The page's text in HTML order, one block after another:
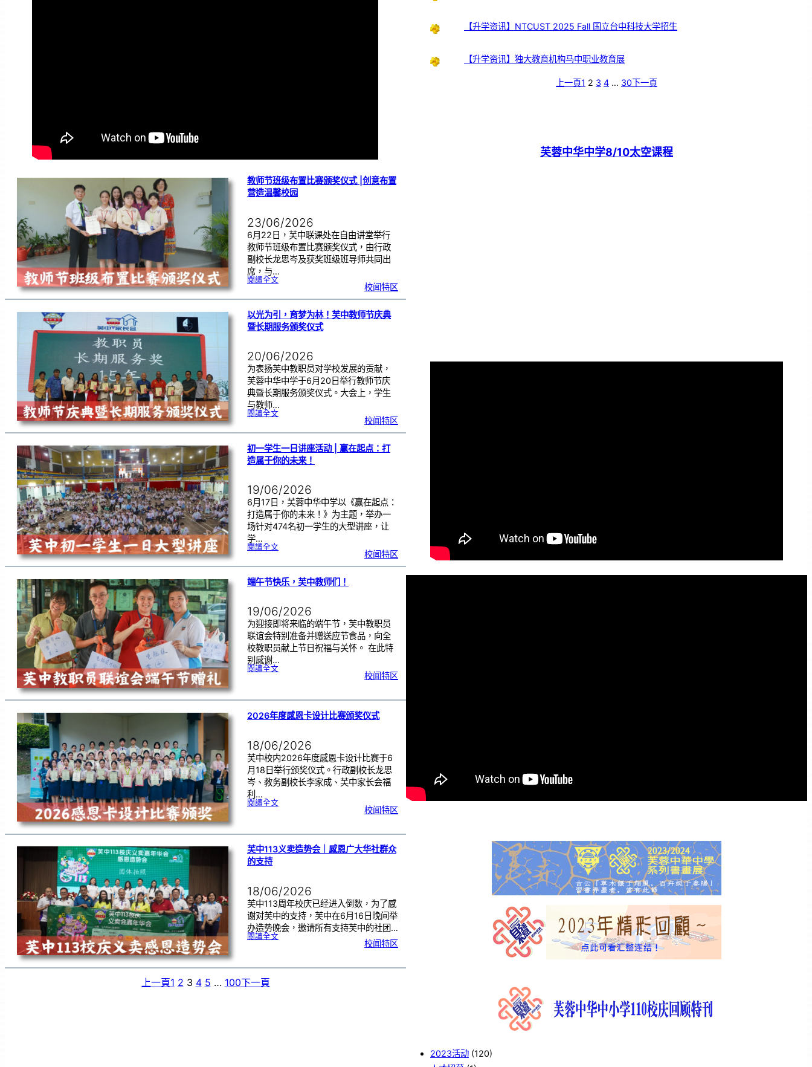
教师节班级布置比赛颁奖仪式 |创意布置
营造温馨校园
23/06/2026
6月22日，芙中联课处在自由讲堂举行
教师节班级布置比赛颁奖仪式，由行政
副校长龙思岑及获奖班级班导师共同出
席，与…
閱讀全文:教
级
置比
赛
颁
奖
仪
式
布
置
营
造
温
馨
校
园
校闻特区
以光为引，育梦为林！芙中教师节庆典
暨长期服务颁奖仪式
20/06/2026
为表扬芙中教职员对学校发展的贡献，
芙蓉中华中学于6月20日举行教师节庆
典暨长期服务颁奖仪式。大会上，学生
与教师…
閱讀全文:以
，
为
林
！
芙
中
教
典
暨
长
期服
务
颁
奖
仪
式
校闻特区
初一学生一日讲座活动 | 赢在起点：打
造属于你的未来！
19/06/2026
6月17日，芙蓉中华中学以《赢在起点：
打造属于你的未来！》为主题，举办一
场针对474名初一学生的大型讲座，让
学…
閱讀全文:初
一
讲
座
活
动
起
点
：
打
造
属
于
你
的
未
来
！
校闻特区
端午节快乐，芙中教师们！
19/06/2026
为迎接即将来临的端午节，芙中教职员
联谊会特别准备并赠送应节食品，向全
校教职员献上节日祝福与关怀。 在此特
别感谢…
閱讀全文:端
芙
中
师
们
！
校闻特区
2026年度感恩卡设计比赛颁奖仪式
18/06/2026
芙中校内2026年度感恩卡设计比赛于6
月18日举行颁奖仪式。行政副校长龙思
岑、教务副校长李家成、芙中家长会福
利…
閱讀全文:2
恩
设
计
比
赛
校闻特区
芙中113义卖造势会｜感恩广大华社群众
的支持
18/06/2026
芙中113周年校庆已经进入倒数，为了感
谢对芙中的支持，芙中在6月16日晚间举
办造势晚会，邀请所有支持芙中的社团…
閱讀全文:芙
造
校闻特区
上一頁1 2 3 4 5 … 100下一頁
【升学资讯】NTCUST 2025 Fall 国立台中科技大学招生
【升学资讯】独大教育机构马中职业教育展
上一頁1 2 3 4 … 30下一頁
芙蓉中华中学8/10太空课程
2023活动 (120)